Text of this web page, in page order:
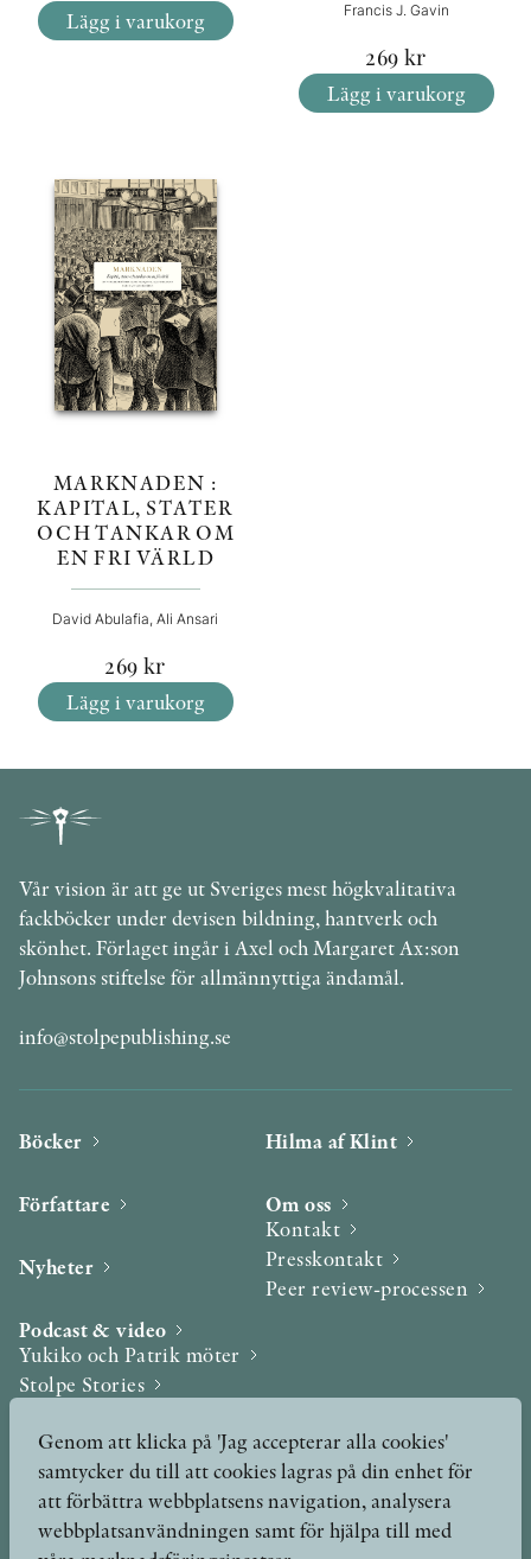
Lägg i varukorg Francis J. Gavin
269 kr
Lägg i varukorg
MARKNADEN :
KAPITAL, STATER
OCH TANKAR OM
EN FRI VÄRLD
David Abulafia, Ali Ansari
269 kr
Lägg i varukorg
Vår vision är att ge ut Sveriges mest högkvalitativa
fackböcker under devisen bildning, hantverk och
skönhet. Förlaget ingår i Axel och Margaret Ax:son
Johnsons stiftelse för allmännyttiga ändamål.
info@stolpepublishing.se
Böcker
Författare
Nyheter
Podcast & video
Yukiko och Patrik möter
Stolpe Stories
Utmärkelser & Format
Utmärkelser
Övriga format
Hilma af Klint
Om oss
Kontakt
Presskontakt
Peer review-processen
Genom att klicka på 'Jag accepterar alla cookies'
samtycker du till att cookies lagras på din enhet för
att förbättra webbplatsens navigation, analysera
webbplatsanvändningen samt för hjälpa till med